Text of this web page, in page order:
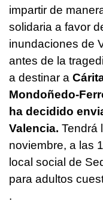
impartir de
solidaria a favor
inundaciones de
antes de la
a destinar a
Mondoñedo-
ha decidido
Valencia. Tendrá
noviembre, a las
local social de
para adultos
.